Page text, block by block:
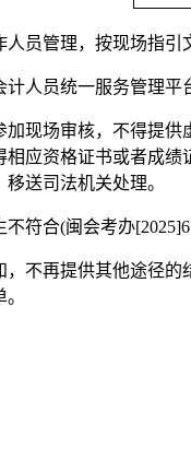
人员管理，按现场指
计人员统一服务管理平
加现场审核，不得提
应资格证书或者成
送司法机关处理。
不符合(闽会考办
，不再提供其他途径